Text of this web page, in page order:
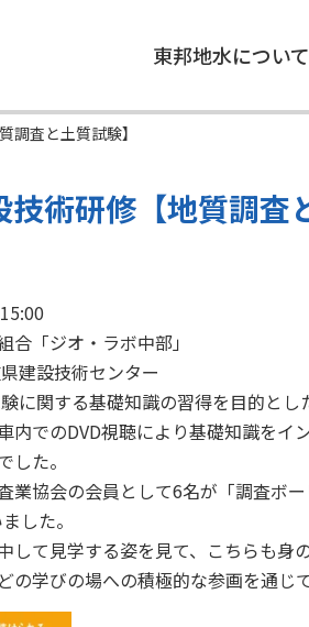
東邦地水について
調査と土質試験】
術研修【地質調査
15:00
合「ジオ・ラボ中部」
建設技術センター
に関する基礎知識の習得を目的とし
内でのDVD視聴により基礎知識を
した。
業協会の会員として6名が「調査ボ
した。
して見学する姿を見て、こちらも身
の学びの場への積極的な参画を通じ